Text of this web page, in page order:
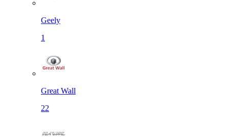
Geely
1
Great Wall
22